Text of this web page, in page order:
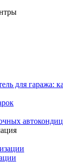
для гаража: